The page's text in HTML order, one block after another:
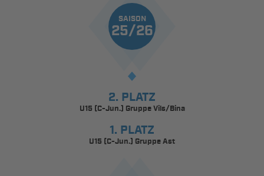
SAISON
25/26
2. PLATZ
U15 (C-Jun.) Gruppe Vils/Bina
1. PLATZ
U15 (C-Jun.) Gruppe Ast